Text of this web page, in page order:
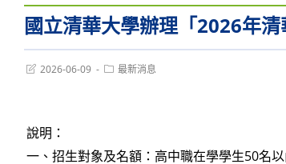
國立清華大學辦理「2026年
Post2026-06-09
Post最新消息
說明：
一、招生對象及名額：高中職在學學生50名以